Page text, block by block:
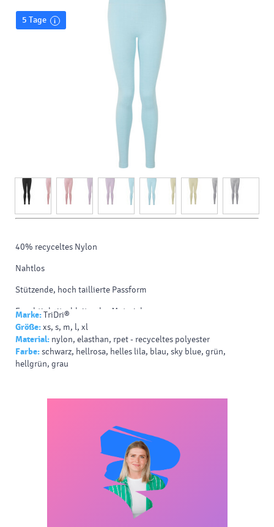
5 Tage
40% recyceltes Nylon
Nahtlos
Stützende, hoch taillierte Passform
Feuchtigkeitsableitendes Material
54% Nylon / 40% Polyester / 6% Elastan
375 g/m²
Marke:TriDri®
Größe:xs, s, m, l, xl
Material: nylon, elasthan, rpet - recyceltes polyester
Farbe:schwarz, hellrosa, helles lila, blau, sky blue, grün,
hellgrün, grau